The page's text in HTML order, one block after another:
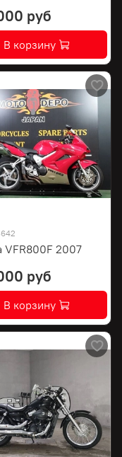
руб
В корзину
VFR800F 2007
руб
В корзину